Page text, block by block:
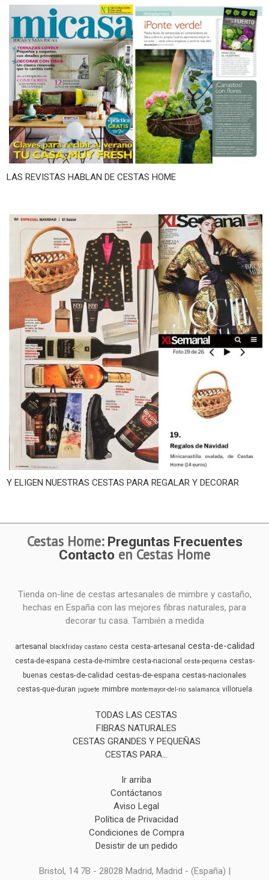
LAS REVISTAS HABLAN DE CESTAS HOME
Y ELIGEN NUESTRAS CESTAS PARA REGALAR Y DECORAR
Cestas Home: Preguntas Frecuentes
Contacto en Cestas Home
Tienda on-line de cestas artesanales de mimbre y castaño,
hechas en España con las mejores fibras naturales, para
decorar tu casa. También a medida
artesanal blackfriday castano cesta cesta-artesanal cesta-de-calidad
cesta-de-espana cesta-de-mimbre cesta-nacional cesta-pequena cestas-
buenas cestas-de-calidad cestas-de-espana cestas-nacionales
cestas-que-duran juguete mimbre montemayor-del-rio salamanca villoruela
TODAS LAS CESTAS
FIBRAS NATURALES
CESTAS GRANDES Y PEQUEÑAS
CESTAS PARA...
Ir arriba
Contáctanos
Aviso Legal
Política de Privacidad
Condiciones de Compra
Desistir de un pedido
Bristol, 14 7B - 28028 Madrid, Madrid - (España) |